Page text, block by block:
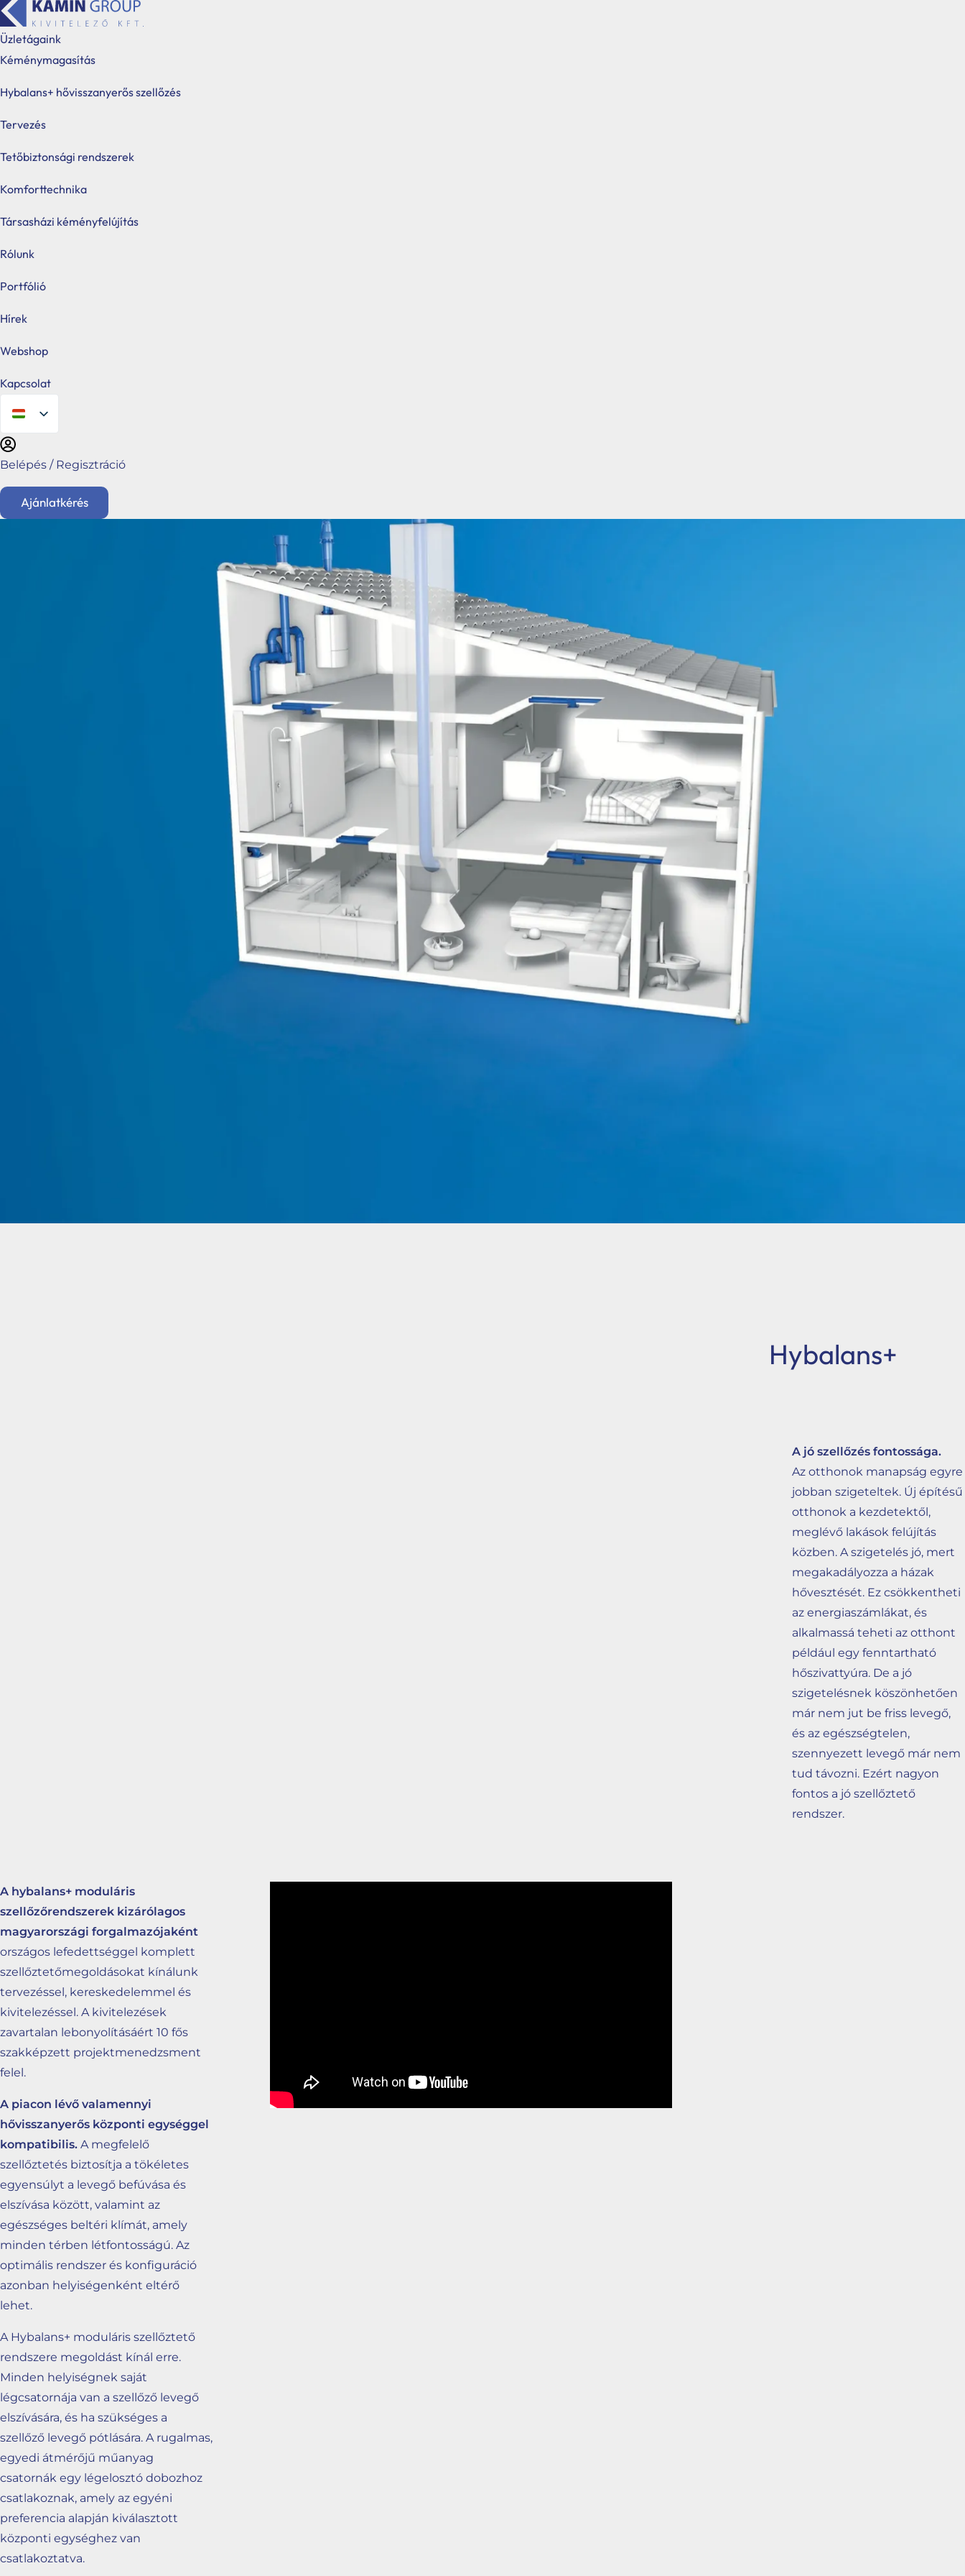
Üzletágaink
Kéménymagasítás
Hybalans+ hővisszanyerős szellőzés
Tervezés
Tetőbiztonsági rendszerek
Komforttechnika
Társasházi kéményfelújítás
Rólunk
Portfólió
Hírek
Webshop
Kapcsolat
Belépés / Regisztráció
Ajánlatkérés
Hybalans+ hővisszanyerős szellőzés
A jövő szellőzése: innováció a tervezőasztaltól az otthonáig. Friss levegő, okosan, teljes körű szolgáltatással.
Hybalans+
A jó szellőzés fontossága.
Az otthonok manapság egyre
jobban szigeteltek. Új építésű
otthonok a kezdetektől,
meglévő lakások felújítás
közben. A szigetelés jó, mert
megakadályozza a házak
hővesztését. Ez csökkentheti
az energiaszámlákat, és
alkalmassá teheti az otthont
például egy fenntartható
hőszivattyúra. De a jó
szigetelésnek köszönhetően
már nem jut be friss levegő,
és az egészségtelen,
szennyezett levegő már nem
tud távozni. Ezért nagyon
fontos a jó szellőztető
rendszer.
A hybalans+ moduláris
szellőzőrendszerek kizárólagos
magyarországi forgalmazójaként
országos lefedettséggel komplett
szellőztetőmegoldásokat kínálunk
tervezéssel, kereskedelemmel és
kivitelezéssel. A kivitelezések
zavartalan lebonyolításáért 10 fős
szakképzett projektmenedzsment
felel.
A piacon lévő valamennyi
hővisszanyerős központi egységgel
kompatibilis. A megfelelő
szellőztetés biztosítja a tökéletes
egyensúlyt a levegő befúvása és
elszívása között, valamint az
egészséges beltéri klímát, amely
minden térben létfontosságú. Az
optimális rendszer és konfiguráció
azonban helyiségenként eltérő
lehet.
A Hybalans+ moduláris szellőztető
rendszere megoldást kínál erre.
Minden helyiségnek saját
légcsatornája van a szellőző levegő
elszívására, és ha szükséges a
szellőző levegő pótlására. A rugalmas,
egyedi átmérőjű műanyag
csatornák egy légelosztó dobozhoz
csatlakoznak, amely az egyéni
preferencia alapján kiválasztott
központi egységhez van
csatlakoztatva.